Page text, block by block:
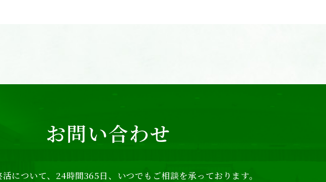
お問い合わせ
について、24時間365日、
いつでもご相談を承っております。